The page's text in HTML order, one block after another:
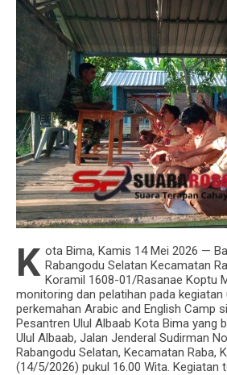
Danramil 1624-03/
Penguatan
K ota Bima, Kamis 14 Mei 2026 —
Rabangodu Selatan Kecamatan
Koramil 1608-01/Rasanae Koptu
monitoring dan pelatihan pada kegiatan
perkemahan Arabic and English Camp
Pesantren Ulul Albaab Kota Bima yang
Ulul Albaab, Jalan Jenderal Sudirman
Rabangodu Selatan, Kecamatan Raba,
(14/5/2026) pukul 16.00 Wita. Kegiatan